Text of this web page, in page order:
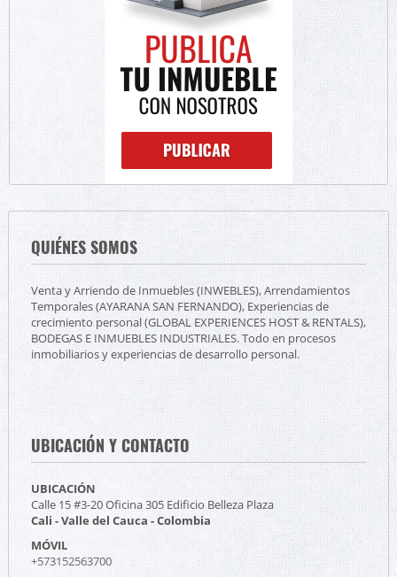
QUIÉNES SOMOS
Venta y Arriendo de Inmuebles (INWEBLES), Arrendamientos
Temporales (AYARANA SAN FERNANDO), Experiencias de
crecimiento personal (GLOBAL EXPERIENCES HOST & RENTALS),
BODEGAS E INMUEBLES INDUSTRIALES. Todo en procesos
inmobiliarios y experiencias de desarrollo personal.
UBICACIÓN Y CONTACTO
UBICACIÓN
Calle 15 #3-20 Oficina 305 Edificio Belleza Plaza
Cali - Valle del Cauca - Colombia
MÓVIL
+573152563700